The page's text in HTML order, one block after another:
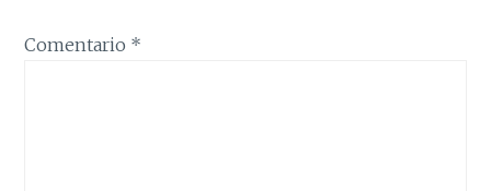
Comentario *